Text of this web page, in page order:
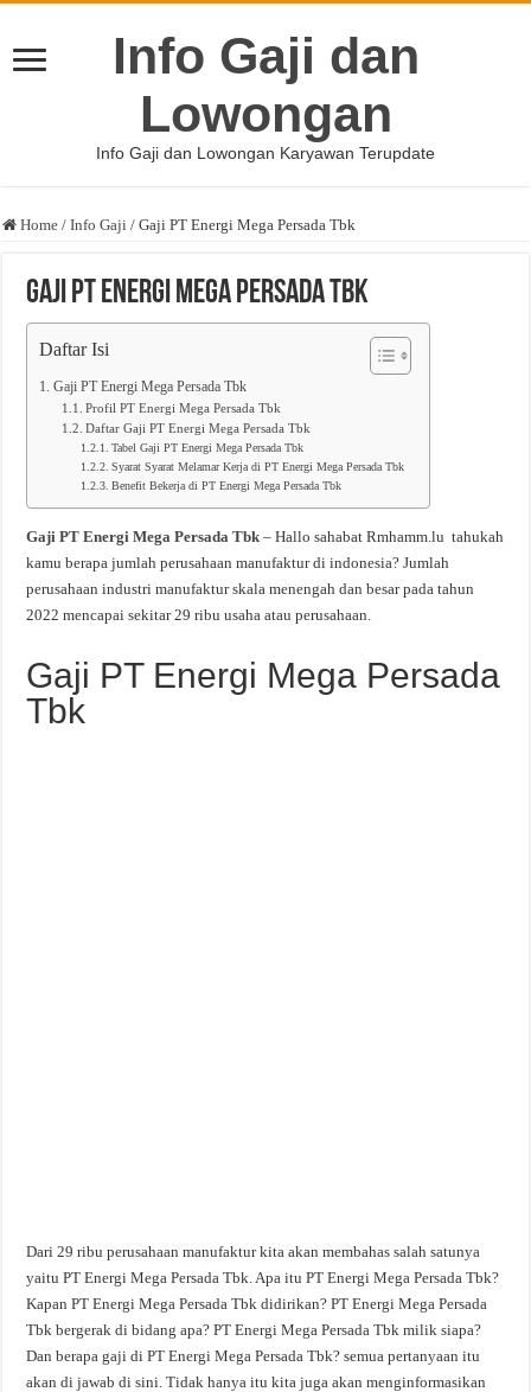
Info Gaji dan
Lowongan
Info Gaji dan Lowongan Karyawan Terupdate
Home / Info Gaji / Gaji PT Energi Mega Persada Tbk
Gaji PT Energi Mega Persada Tbk
Daftar Isi
Gaji PT Energi Mega Persada Tbk
Profil PT Energi Mega Persada Tbk
Daftar Gaji PT Energi Mega Persada Tbk
Tabel Gaji PT Energi Mega Persada Tbk
Syarat Syarat Melamar Kerja di PT Energi Mega Persada Tbk
Benefit Bekerja di PT Energi Mega Persada Tbk
Gaji PT Energi Mega Persada Tbk – Hallo sahabat Rmhamm.lu tahukah
kamu berapa jumlah perusahaan manufaktur di indonesia? Jumlah
perusahaan industri manufaktur skala menengah dan besar pada tahun
2022 mencapai sekitar 29 ribu usaha atau perusahaan.
Gaji PT Energi Mega Persada
Tbk
Dari 29 ribu perusahaan manufaktur kita akan membahas salah satunya
yaitu PT Energi Mega Persada Tbk. Apa itu PT Energi Mega Persada Tbk?
Kapan PT Energi Mega Persada Tbk didirikan? PT Energi Mega Persada
Tbk bergerak di bidang apa? PT Energi Mega Persada Tbk milik siapa?
Dan berapa gaji di PT Energi Mega Persada Tbk? semua pertanyaan itu
akan di jawab di sini. Tidak hanya itu kita juga akan menginformasikan